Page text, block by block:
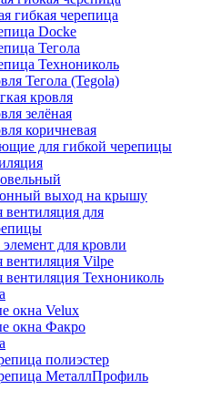
гибкая черепица
Docke
Тегола
Технониколь
Тегола (Tegola)
кровля
зелёная
коричневая
для гибкой черепицы
выход на крышу
вентиляция для
для кровли
вентиляция Vilpe
вентиляция Технониколь
окна Velux
окна Факро
полиэстер
МеталлПрофиль